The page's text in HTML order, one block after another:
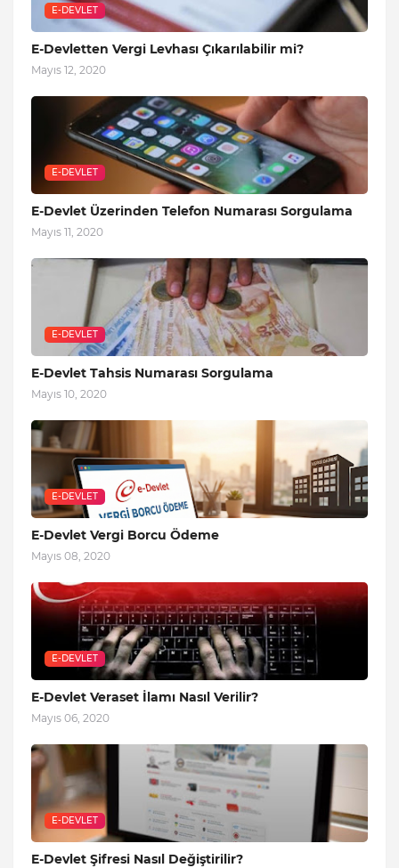
E-DEVLET
E-Devletten Vergi Levhası Çıkarılabilir mi?
Mayıs 12, 2020
E-DEVLET
E-Devlet Üzerinden Telefon Numarası Sorgulama
Mayıs 11, 2020
E-DEVLET
E-Devlet Tahsis Numarası Sorgulama
Mayıs 10, 2020
E-DEVLET
E-Devlet Vergi Borcu Ödeme
Mayıs 08, 2020
E-DEVLET
E-Devlet Veraset İlamı Nasıl Verilir?
Mayıs 06, 2020
E-DEVLET
E-Devlet Şifresi Nasıl Değiştirilir?